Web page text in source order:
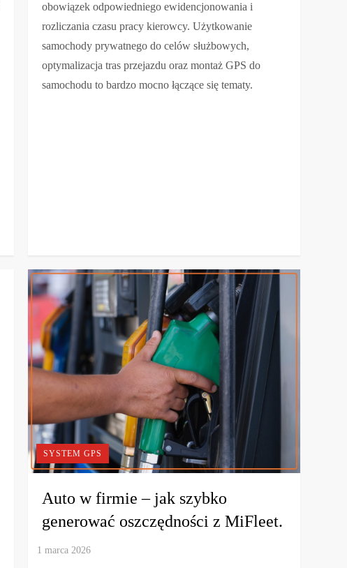
obowiązek odpowiedniego ewidencjonowania i
rozliczania czasu pracy kierowcy. Użytkowanie
samochody prywatnego do celów służbowych,
optymalizacja tras przejazdu oraz montaż GPS do
samochodu to bardzo mocno łączące się tematy.
SYSTEM GPS
Auto w firmie – jak szybko
generować oszczędności z MiFleet.